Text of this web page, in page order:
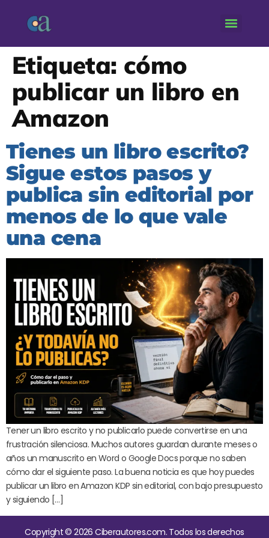
Etiqueta: cómo
publicar un libro en
Amazon
Tienes un libro escrito?
Sigue estos pasos y
publica sin editorial por
menos de lo que vale
una cena
Tener un libro escrito y no publicarlo puede convertirse en una
frustración silenciosa. Muchos autores guardan durante meses o
años un manuscrito en Word o Google Docs porque no saben
cómo dar el siguiente paso. La buena noticia es que hoy puedes
publicar un libro en Amazon KDP sin editorial, con bajo presupuesto
y siguiendo […]
Copyright © 2026 Ciberautores.com. Todos los derechos